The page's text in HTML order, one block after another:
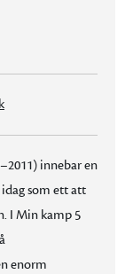
innebar en
som ett att
I Min kamp 5
enorm